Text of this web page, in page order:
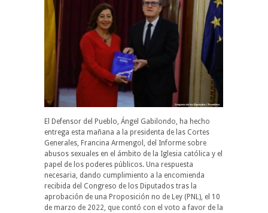
El Defensor del Pueblo, Ángel Gabilondo, ha hecho
entrega esta mañana a la presidenta de las Cortes
Generales, Francina Armengol, del Informe sobre
abusos sexuales en el ámbito de la Iglesia católica y el
papel de los poderes públicos. Una respuesta
necesaria, dando cumplimiento a la encomienda
recibida del Congreso de los Diputados tras la
aprobación de una Proposición no de Ley (PNL), el 10
de marzo de 2022, que contó con el voto a favor de la